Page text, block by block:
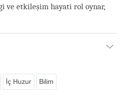
ve etkileşim hayati rol oynar,
İç Huzur Bilim